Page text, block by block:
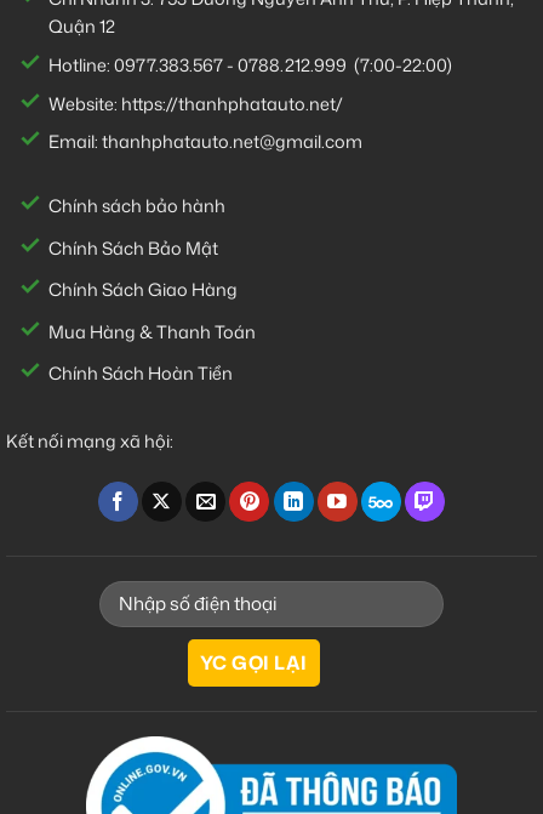
Quận 12
Hotline:0977.383.567-0788.212.999 (7:00-22:00)
Website: https://thanhphatauto.net/
Email:thanhphatauto.net@gmail.com
Chính sách bảo hành
Chính Sách Bảo Mật
Chính Sách Giao Hàng
Mua Hàng & Thanh Toán
Chính Sách Hoàn Tiền
Kết nối mạng xã hội: